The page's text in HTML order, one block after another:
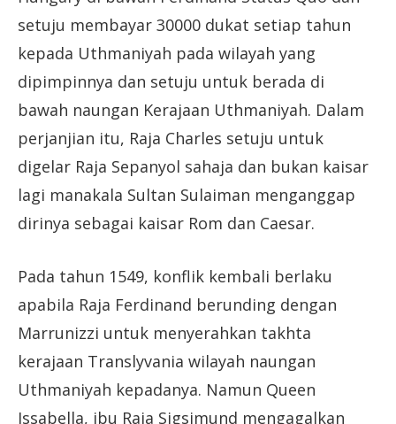
setuju membayar 30000 dukat setiap tahun
kepada Uthmaniyah pada wilayah yang
dipimpinnya dan setuju untuk berada di
bawah naungan Kerajaan Uthmaniyah. Dalam
perjanjian itu, Raja Charles setuju untuk
digelar Raja Sepanyol sahaja dan bukan kaisar
lagi manakala Sultan Sulaiman menganggap
dirinya sebagai kaisar Rom dan Caesar.
Pada tahun 1549, konflik kembali berlaku
apabila Raja Ferdinand berunding dengan
Marrunizzi untuk menyerahkan takhta
kerajaan Translyvania wilayah naungan
Uthmaniyah kepadanya. Namun Queen
Issabella, ibu Raja Sigsimund mengagalkan